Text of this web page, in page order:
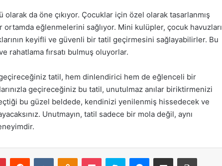
da öne çıkıyor. Çocuklar için özel olarak tasarlanmış
eğlenmelerini sağlıyor. Mini kulüpler, çocuk havuzları
keyifli ve güvenli bir tatil geçirmesini sağlayabilirler. Bu
rahatlama fırsatı bulmuş oluyorlar.
geçireceğiniz tatil, hem dinlendirici hem de eğlenceli bir
geçireceğiniz bu tatil, unutulmaz anılar biriktirmenizi
bu güzel beldede, kendinizi yenilenmiş hissedecek ve
Unutmayın, tatil sadece bir mola değil, aynı
PinterestReddit VKontakteOdnoklassniki
Pocket Skype Messenger
E-Posta ile paylaş Yazdır